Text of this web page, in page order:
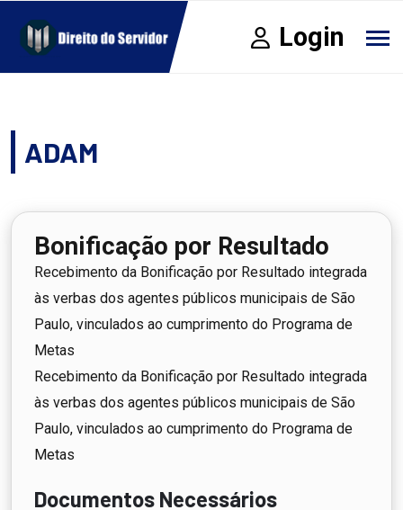
Login
ADAM
Bonificação por Resultado
Recebimento da Bonificação por Resultado integrada
às verbas dos agentes públicos municipais de São
Paulo, vinculados ao cumprimento do Programa de
Metas
Recebimento da Bonificação por Resultado integrada
às verbas dos agentes públicos municipais de São
Paulo, vinculados ao cumprimento do Programa de
Metas
Documentos Necessários